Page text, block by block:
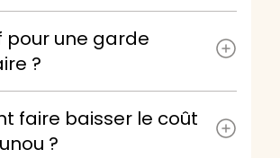
pour une garde
?
faire baisser le coût
?